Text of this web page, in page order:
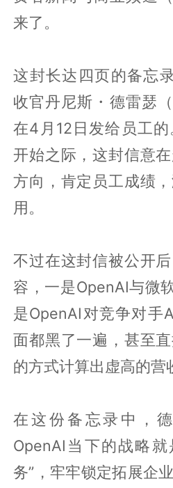
来了。
这封长达四页的备忘
收官丹尼斯・德雷瑟
在4月12日发给员工
开始之际，这封信意
方向，肯定员工成绩
用。
不过在这封信被公开
容，一是OpenAI与微
是OpenAI对竞争对手
面都黑了一遍，甚至
的方式计算出虚高的营
在这份备忘录中，
OpenAI当下的战略
务”，牢牢锁定拓展企